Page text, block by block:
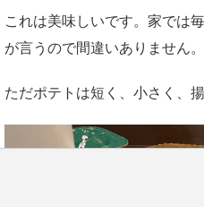
これは美味しいです。家では
が言うので間違いありません。
ただポテトは短く、小さく、